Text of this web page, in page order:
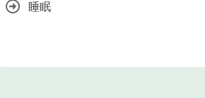
睡眠